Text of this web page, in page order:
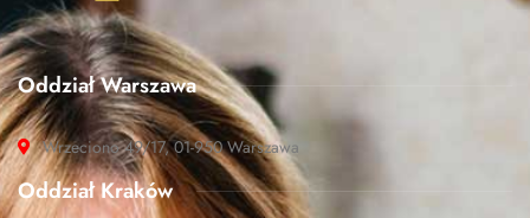
Oddział Warszawa
Wrzeciono 49/17, 01-950 Warszawa
Oddział Kraków